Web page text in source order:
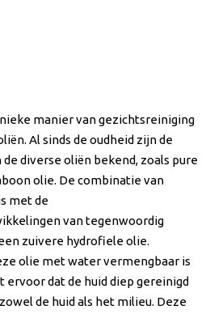
manier van gezichtsreiniging
Al sinds de oudheid zijn de
diverse oliën bekend, zoals pure
olie. De combinatie van
met de
van tegenwoordig
zuivere hydrofiele olie.
olie met water vermengbaar is
ervoor dat de huid diep gereinigd
de huid als het milieu. Deze